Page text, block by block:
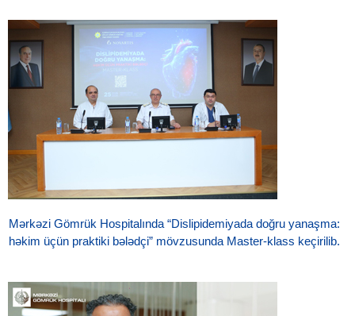
Mərkəzi Gömrük Hospitalında “Dislipidemiyada doğru yanaşma:
həkim üçün praktiki bələdçi” mövzusunda Master-klass keçirilib.